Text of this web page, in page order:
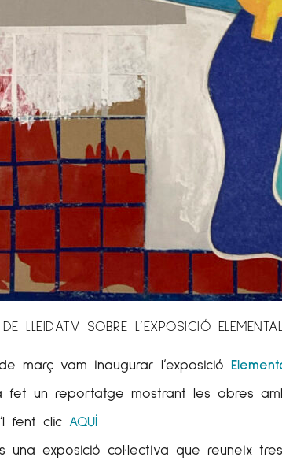
LLEIDATV SOBRE L’EXPOSICIÓ
març vam inaugurar l’exposició
fet un reportatge mostrant les obres
fent clic AQUÍ
una exposició col·lectiva que reuneix